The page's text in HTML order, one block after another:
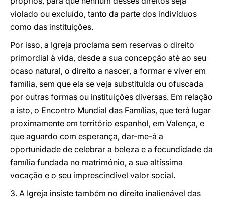
violado ou excluído, tanto da parte dos indivíduos
como das instituições.
Por isso, a Igreja proclama sem reservas o direito
primordial à vida, desde a sua concepção até ao seu
ocaso natural, o direito a nascer, a formar e viver em
família, sem que ela se veja substituída ou ofuscada
por outras formas ou instituições diversas. Em relação
a isto, o Encontro Mundial das Famílias, que terá lugar
proximamente em território espanhol, em Valença, e
que aguardo com esperança, dar-me-á a
oportunidade de celebrar a beleza e a fecundidade da
família fundada no matrimónio, a sua altíssima
vocação e o seu imprescindível valor social.
3. A Igreja insiste também no direito inalienável das